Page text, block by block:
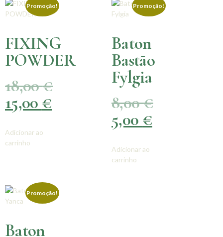
Promoção!
FIXING
POWDER
18,00€
15,00 €
Adicionar ao
carrinho
Promoção!
Baton
Bastão
Fylgia
8,00€
5,00 €
Adicionar ao
carrinho
Promoção!
Baton